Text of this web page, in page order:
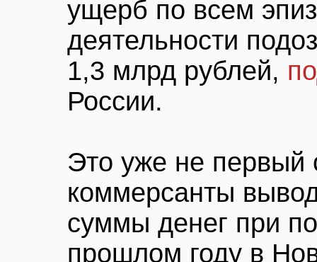
ущерб по всем
деятельности
1,3 млрд рублей,
России.
Это уже не первый
коммерсанты
суммы денег при
прошлом году в